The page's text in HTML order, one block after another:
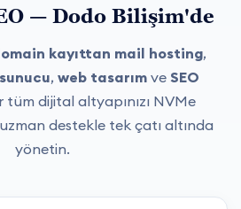
— Dodo Bilişim'de
kayıttan mail hosting,
, web tasarım ve SEO
tüm dijital altyapınızı NVMe
destekle tek çatı altında
yönetin.